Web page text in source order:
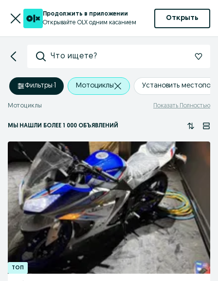
Продолжить в приложении
Открывайте OLX одним касанием
Открыть
Что ищете?
Фильтры·1 Мотоциклы Установить
Мотоциклы Показать Полностью
МЫ НАШЛИ БОЛЕЕ 1 000 ОБЪЯВЛЕНИЙ